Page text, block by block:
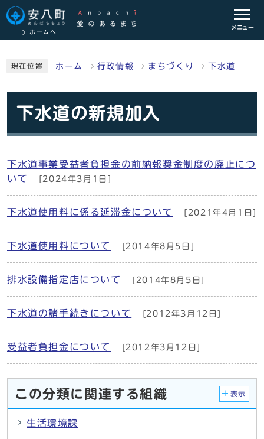
ホームへ
メニュー
現在位置 ホーム 行政情報 まちづくり 下水道
下水道の新規加入
下水道事業受益者負担金の前納報奨金制度の廃止につ
いて
[2024年3月1日]
下水道使用料に係る延滞金について [2021年4月1日]
下水道使用料について [2014年8月5日]
排水設備指定店について [2014年8月5日]
下水道の諸手続きについて [2012年3月12日]
受益者負担金について [2012年3月12日]
この分類に関連する組織 表示
生活環境課